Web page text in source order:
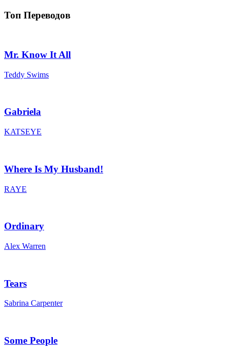
Топ Переводов
Mr. Know It All
Teddy Swims
Gabriela
KATSEYE
Where Is My Husband!
RAYE
Ordinary
Alex Warren
Tears
Sabrina Carpenter
Some People